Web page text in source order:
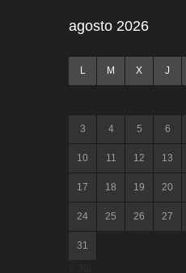
agosto 2026
L M X J
3 4 5 6
10 11 12 13
17 18 19 20
24 25 26 27
31